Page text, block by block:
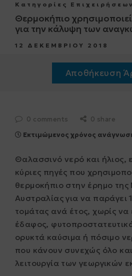
Κατηγορίες Επιχειρήσεων
Θερμοκήπιο
για την κάλυψη των
12 ΔΕΚΕΜΒΡΙΟΥ 2018
Αποθήκευση
0 comments
0 share
Εκτιμώμενος χρόνος
Θαλασσινό νερό και ήλιος,
κύριες πηγές που
θερμοκήπιο στην έρημο της
Αυστραλίας για να παράγει
τομάτας ανά έτος, χωρίς να
έδαφος,
ορυκτά καύσιμα ή πόσιμο
που κάνουν συνεχώς όλο
λειτουργία των γεωργικών